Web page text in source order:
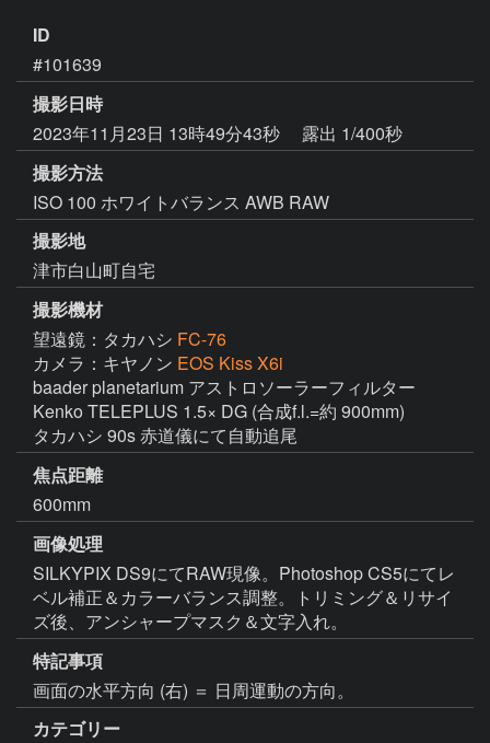
ID
#101639
撮影日時
2023年11月23日 13時49分43秒
露出 1/400秒
撮影方法
ISO 100 ホワイトバランス AWB RAW
撮影地
津市白山町自宅
撮影機材
望遠鏡：タカハシ FC-76
カメラ：キヤノン EOS Kiss X6i
baader planetarium アストロソーラーフィルター
Kenko TELEPLUS 1.5× DG (合成f.l.=約 900mm)
タカハシ 90s 赤道儀にて自動追尾
焦点距離
600mm
画像処理
SILKYPIX DS9にてRAW現像。Photoshop CS5にてレ
ベル補正＆カラーバランス調整。トリミング＆リサイ
ズ後、アンシャープマスク＆文字入れ。
特記事項
カテゴリー